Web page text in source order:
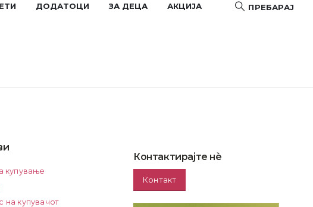
ДОДАТОЦИ ЗА ДЕЦА АКЦИЈА ПРЕБАРАЈ
купување
на купувачот
Контактирајте нѐ
Контакт